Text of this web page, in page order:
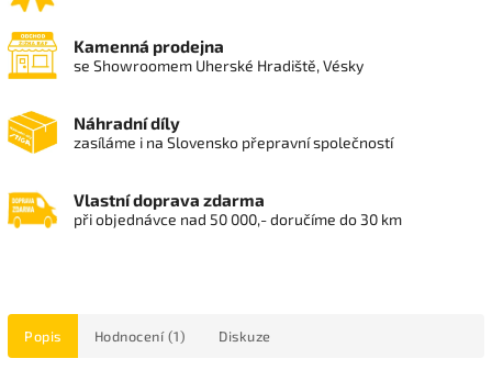
Kamenná prodejna
se Showroomem Uherské Hradiště, Vésky
Náhradní díly
zasíláme i na Slovensko přepravní společností
Vlastní doprava zdarma
při objednávce nad 50 000,- doručíme do 30 km
Popis Hodnocení (1) Diskuze